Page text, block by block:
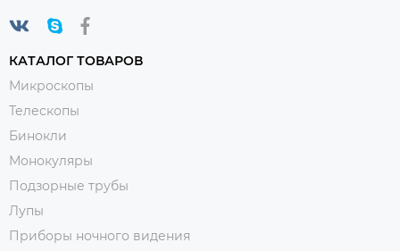
КАТАЛОГ ТОВАРОВ
Микроскопы
Телескопы
Бинокли
Монокуляры
Подзорные трубы
Лупы
Приборы ночного видения